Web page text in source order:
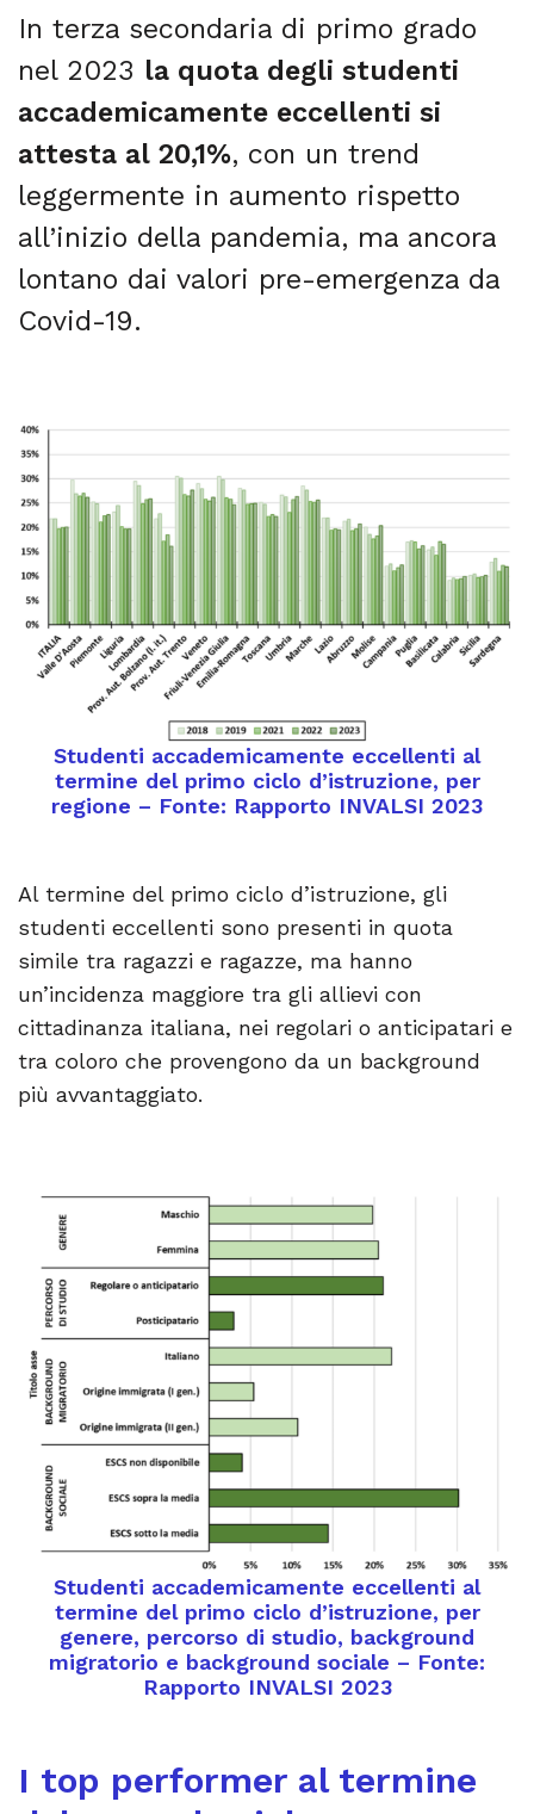
In terza secondaria di primo grado
nel 2023 la quota degli studenti
accademicamente eccellenti si
attesta al 20,1%, con un trend
leggermente in aumento rispetto
all’inizio della pandemia, ma ancora
lontano dai valori pre-emergenza da
Covid-19.
Studenti accademicamente eccellenti al
termine del primo ciclo d’istruzione, per
regione – Fonte: Rapporto INVALSI 2023
Al termine del primo ciclo d’istruzione, gli
studenti eccellenti sono presenti in quota
simile tra ragazzi e ragazze, ma hanno
un’incidenza maggiore tra gli allievi con
cittadinanza italiana, nei regolari o anticipatari e
tra coloro che provengono da un background
più avvantaggiato.
Studenti accademicamente eccellenti al
termine del primo ciclo d’istruzione, per
genere, percorso di studio, background
migratorio e background sociale – Fonte:
Rapporto INVALSI 2023
I top performer al termine